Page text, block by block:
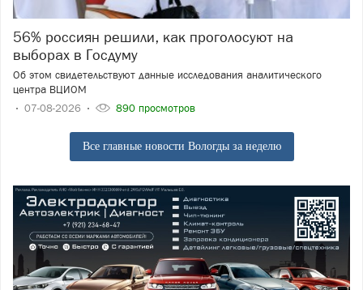
56% россиян решили, как проголосуют на
выборах в Госдуму
Об этом свидетельствуют данные исследования аналитического
центра ВЦИОМ
07-08-2026
890 просмотров
Все главные новости Вологды за неделю